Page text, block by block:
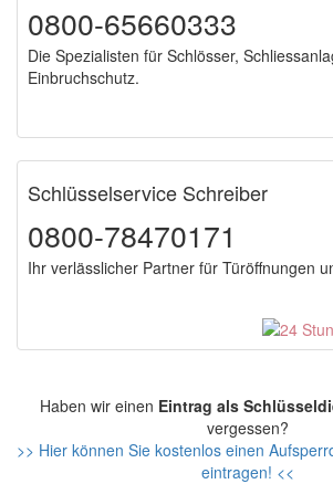
0800-65660333
Die Spezialisten für Schlösser,
Einbruchschutz.
Schlüsselservice Schreiber
0800-78470171
Ihr verlässlicher Partner für Türöffnungen
Haben wir einen Eintrag als
vergessen?
>> Hier können Sie kostenlos einen
eintragen! <<